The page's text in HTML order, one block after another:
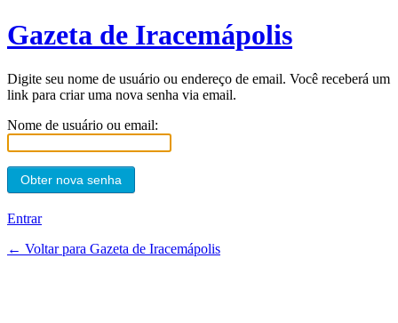
Gazeta de Iracemápolis
Digite seu nome de usuário ou endereço de email. Você receberá um
link para criar uma nova senha via email.
Nome de usuário ou email:
Entrar
← Voltar para Gazeta de Iracemápolis